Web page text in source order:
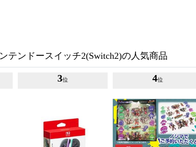
テンドースイッチ2(Switch2)の人気商品
3位 4位